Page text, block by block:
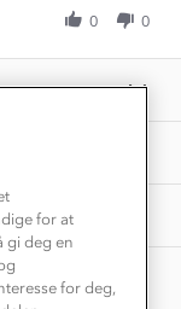
0 0
for at
gi deg en
for deg,